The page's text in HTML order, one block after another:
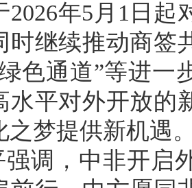
2026年5月1日
时继续推动商签
色通道”等进一
水平对外开放的
之梦提供新机遇
强调，中非开启